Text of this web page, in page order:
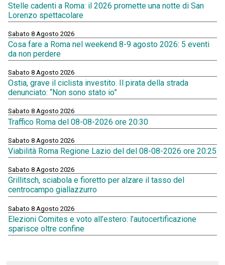
Stelle cadenti a Roma: il 2026 promette una notte di San
Lorenzo spettacolare
Sabato 8 Agosto 2026
Cosa fare a Roma nel weekend 8-9 agosto 2026: 5 eventi
da non perdere
Sabato 8 Agosto 2026
Ostia, grave il ciclista investito. Il pirata della strada
denunciato: “Non sono stato io”
Sabato 8 Agosto 2026
Traffico Roma del 08-08-2026 ore 20:30
Sabato 8 Agosto 2026
Viabilità Roma Regione Lazio del del 08-08-2026 ore 20:25
Sabato 8 Agosto 2026
Grillitsch, sciabola e fioretto per alzare il tasso del
centrocampo giallazzurro
Sabato 8 Agosto 2026
Elezioni Comites e voto all’estero: l’autocertificazione
sparisce oltre confine